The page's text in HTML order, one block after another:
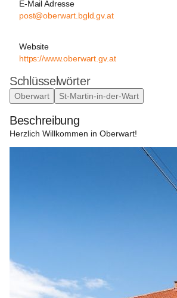
E-Mail Adresse
post@oberwart.bgld.gv.at
Website
https://www.oberwart.gv.at
Schlüsselwörter
Oberwart St-Martin-in-der-Wart
Beschreibung
Herzlich Willkommen in Oberwart!